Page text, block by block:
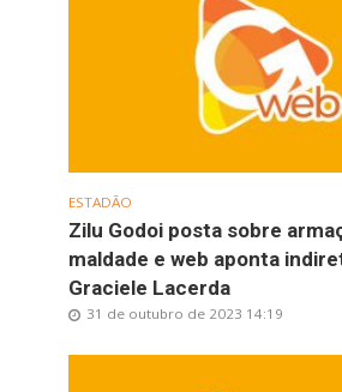
ESTADÃO
Zilu Godoi posta sobre
maldade e web aponta
Graciele Lacerda
31 de outubro de 2023 14:19